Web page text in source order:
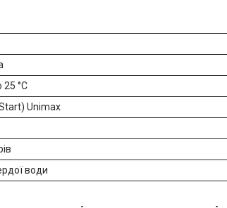
25 °C
Unimax
води